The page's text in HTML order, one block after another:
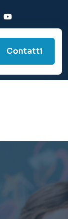
Contatti